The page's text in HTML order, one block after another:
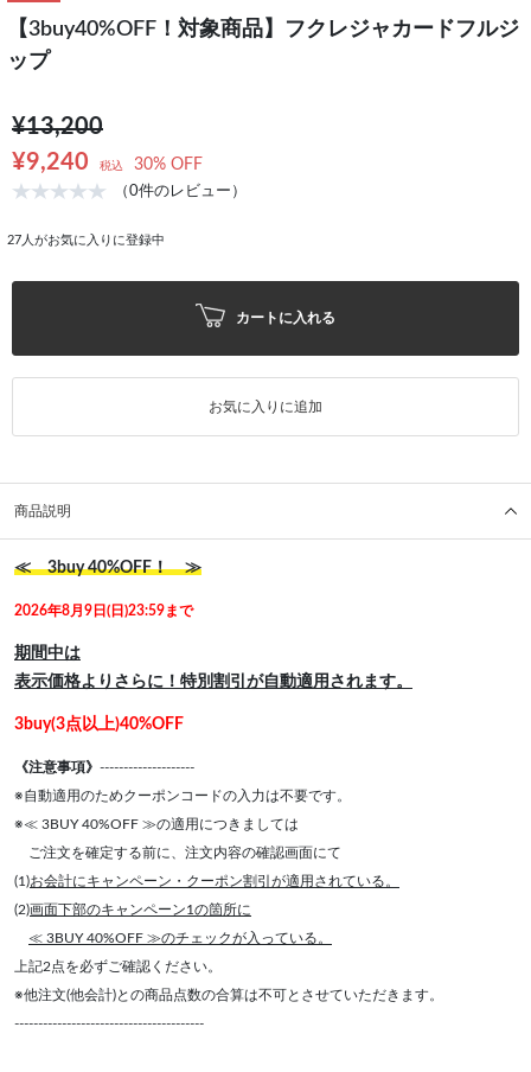
【3buy40%OFF！対象商品】フクレジャカードフルジ
ップ
¥13,200
¥9,240
税込 30% OFF
（0件のレビュー）
27 人がお気に入りに登録中
カートに入れる
お気に入りに追加
商品説明
≪ 3buy 40%OFF！ ≫
2026年8月9日(日)23:59まで
期間中は
表示価格よりさらに！特別割引が自動適用されます。
3buy(3点以上)40%OFF
《注意事項》 --------------------
※自動適用のためクーポンコードの入力は不要です。
※≪ 3BUY 40%OFF ≫の適用につきましては
ご注文を確定する前に、注文内容の確認画面にて
(1)お会計にキャンペーン・クーポン割引が適用されている。
(2)画面下部のキャンペーン1の箇所に
≪ 3BUY 40%OFF ≫のチェックが入っている。
上記2点を必ずご確認ください。
※他注文(他会計)との商品点数の合算は不可とさせていただきます。
----------------------------------------